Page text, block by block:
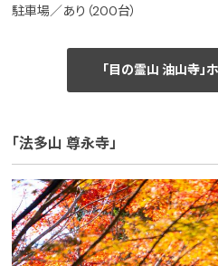
駐車場／あり（200台）
「目の霊山 油山寺」
「法多山 尊永寺」